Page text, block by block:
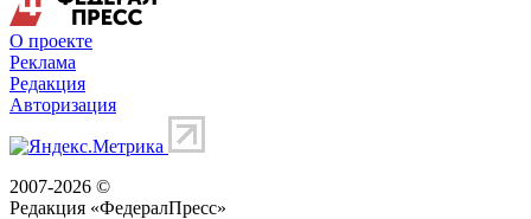
О проекте
Реклама
Редакция
Авторизация
2007-2026 ©
Редакция «ФедералПресс»